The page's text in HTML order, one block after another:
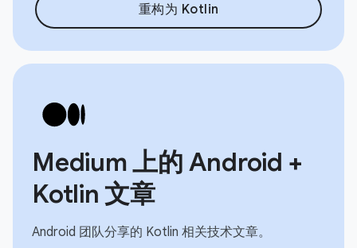
重构为 Kotlin
Medium 上的 Android +
Kotlin 文章
Android 团队分享的 Kotlin 相关技术文章。